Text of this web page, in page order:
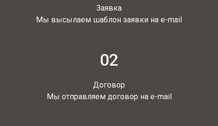
Заявка
Мы высылаем шаблон заявки на e-mail
02
Договор
Мы отправляем договор на e-mail